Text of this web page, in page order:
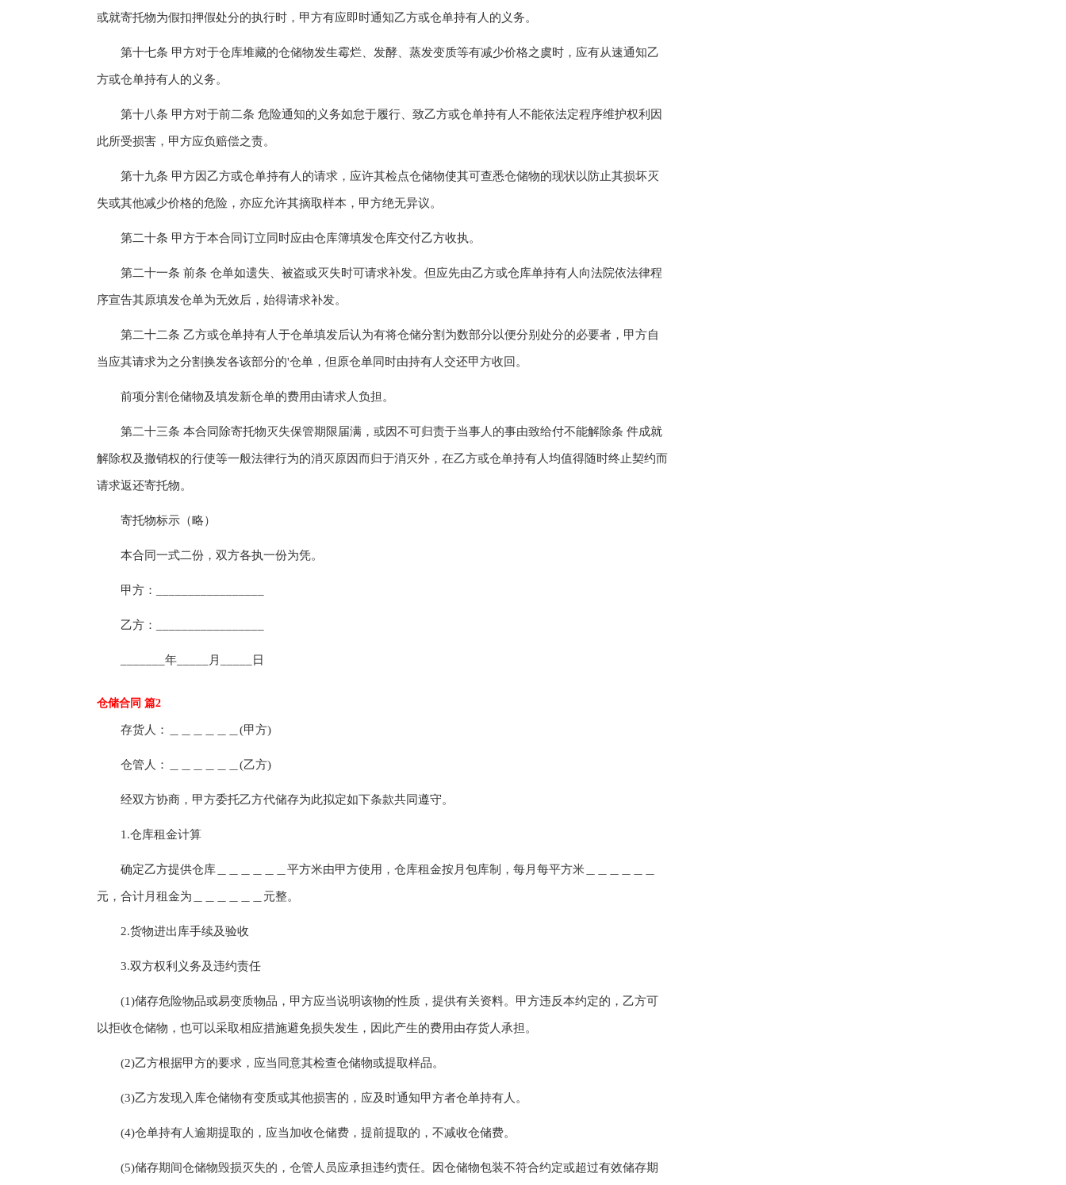
或就寄托物为假扣押假处分的执行时，甲方有应即时通知乙方或仓单持有人的义务。
第十七条 甲方对于仓库堆藏的仓储物发生霉烂、发酵、蒸发变质等有减少价格之虞时，应有从速通知乙
方或仓单持有人的义务。
第十八条 甲方对于前二条 危险通知的义务如怠于履行、致乙方或仓单持有人不能依法定程序维护权利因
此所受损害，甲方应负赔偿之责。
第十九条 甲方因乙方或仓单持有人的请求，应许其检点仓储物使其可查悉仓储物的现状以防止其损坏灭
失或其他减少价格的危险，亦应允许其摘取样本，甲方绝无异议。
第二十条 甲方于本合同订立同时应由仓库簿填发仓库交付乙方收执。
第二十一条 前条 仓单如遗失、被盗或灭失时可请求补发。但应先由乙方或仓库单持有人向法院依法律程
序宣告其原填发仓单为无效后，始得请求补发。
第二十二条 乙方或仓单持有人于仓单填发后认为有将仓储分割为数部分以便分别处分的必要者，甲方自
当应其请求为之分割换发各该部分的'仓单，但原仓单同时由持有人交还甲方收回。
前项分割仓储物及填发新仓单的费用由请求人负担。
第二十三条 本合同除寄托物灭失保管期限届满，或因不可归责于当事人的事由致给付不能解除条 件成就
解除权及撤销权的行使等一般法律行为的消灭原因而归于消灭外，在乙方或仓单持有人均值得随时终止契约而
请求返还寄托物。
寄托物标示（略）
本合同一式二份，双方各执一份为凭。
甲方：_________________
乙方：_________________
_______年_____月_____日
仓储合同 篇2
存货人：＿＿＿＿＿＿(甲方)
仓管人：＿＿＿＿＿＿(乙方)
经双方协商，甲方委托乙方代储存为此拟定如下条款共同遵守。
1.仓库租金计算
确定乙方提供仓库＿＿＿＿＿＿平方米由甲方使用，仓库租金按月包库制，每月每平方米＿＿＿＿＿＿
元，合计月租金为＿＿＿＿＿＿元整。
2.货物进出库手续及验收
3.双方权利义务及违约责任
(1)储存危险物品或易变质物品，甲方应当说明该物的性质，提供有关资料。甲方违反本约定的，乙方可
以拒收仓储物，也可以采取相应措施避免损失发生，因此产生的费用由存货人承担。
(2)乙方根据甲方的要求，应当同意其检查仓储物或提取样品。
(3)乙方发现入库仓储物有变质或其他损害的，应及时通知甲方者仓单持有人。
(4)仓单持有人逾期提取的，应当加收仓储费，提前提取的，不减收仓储费。
(5)储存期间仓储物毁损灭失的，仓管人员应承担违约责任。因仓储物包装不符合约定或超过有效储存期